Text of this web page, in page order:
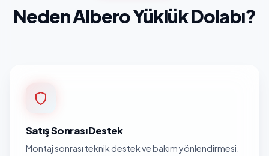
Neden Albero Yüklük Dolabı?
Satış Sonrası Destek
Montaj sonrası teknik destek ve bakım yönlendirmesi.